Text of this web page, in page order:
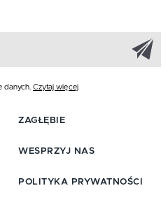
danych. Czytaj więcej
ZAGŁĘBIE
WESPRZYJ NAS
POLITYKA PRYWATNOŚCI